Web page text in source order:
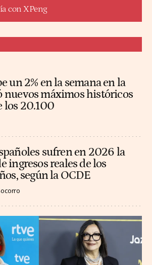
con XPeng
un 2% en la semana en la
nuevos máximos históricos
los 20.100
sufren en 2026 la
ingresos reales de los
según la OCDE